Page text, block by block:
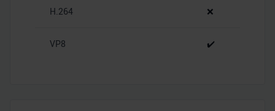
H.264 ❌
VP8 ✔️